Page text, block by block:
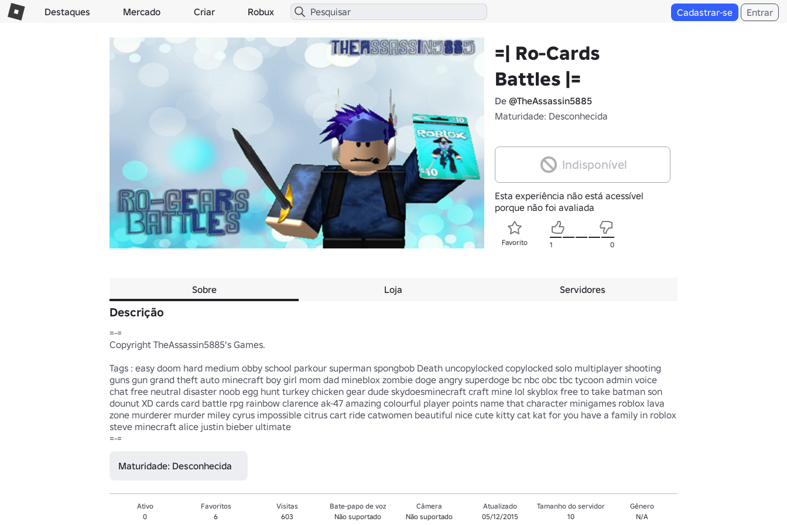
Destaques Mercado Criar Robux Cadastrar-se Entrar
=| Ro-Cards
Battles |=
De @TheAssassin5885
Maturidade: Desconhecida
Indisponível
Esta experiência não está acessível
porque não foi avaliada
Favorito 1 0
Sobre Loja Servidores
Descrição
=-=
Copyright TheAssassin5885's Games.
Tags : easy doom hard medium obby school parkour superman spongbob Death uncopylocked copylocked solo multiplayer shooting
guns gun grand theft auto minecraft boy girl mom dad mineblox zombie doge angry superdoge bc nbc obc tbc tycoon admin voice
chat free neutral disaster noob egg hunt turkey chicken gear dude skydoesminecraft craft mine lol skyblox free to take batman son
dounut XD cards card battle rpg rainbow clarence ak-47 amazing colourful player points name that character minigames roblox lava
zone murderer murder miley cyrus impossible citrus cart ride catwomen beautiful nice cute kitty cat kat for you have a family in roblox
steve minecraft alice justin bieber ultimate
=-=
Maturidade: Desconhecida
Ativo
0
Favoritos
6
Visitas
603
Bate-papo de voz
Não suportado
Câmera
Não suportado
Atualizado
05/12/2015
Tamanho do servidor
10
Gênero
N/A